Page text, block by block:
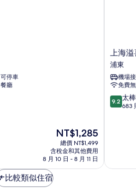
可停車
餐廳
現
在
價
格
為
NT$1,285
總價 NT$1,499
含稅金和其他費用
8 月 10 日 - 8 月 11 日
上
海
溢
喜
小
院
浦
上海
浦東
機場
免費
9.2
分，
了，
9.2 太
683
比較類似住宿